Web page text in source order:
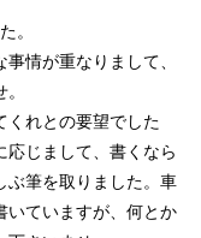
。
情が重なりまして、
くれとの要望でした
応じまして、書くなら
ぶ筆を取りました。車
いていますが、何とか